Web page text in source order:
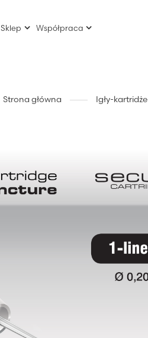
Sklep Współpraca
Strona główna Igły-kartridże